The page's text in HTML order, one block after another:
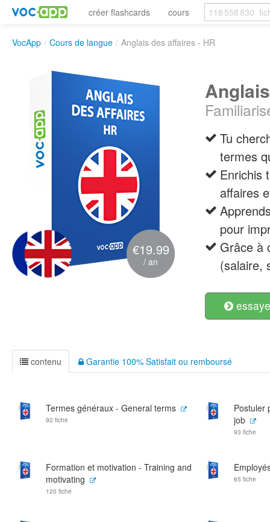
créer flashcards cours
VocApp / Cours de langue / Anglais des affaires - HR
€19.99
/ an
Tu
termes
Enrichis
affaires
pour
Grâce à
(salaire,
contenu Garantie 100% Satisfait ou remboursé
Termes généraux - General terms
92 fiche
Postuler
job
93 fiche
Formation et motivation - Training and
motivating
120 fiche
65 fiche